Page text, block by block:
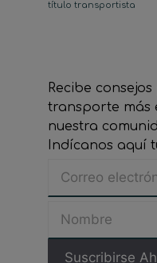
título transportista
Recibe
transporte más
nuestra
Indícanos aquí